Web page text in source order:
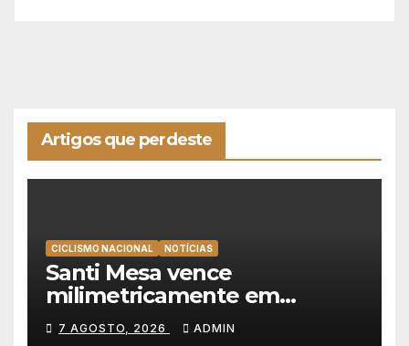
Artigos que perdeste
CICLISMO NACIONAL NOTÍCIAS
Santi Mesa vence
milimetricamente em
Albufeira, Rui Oliveira
7 AGOSTO, 2026 ADMIN